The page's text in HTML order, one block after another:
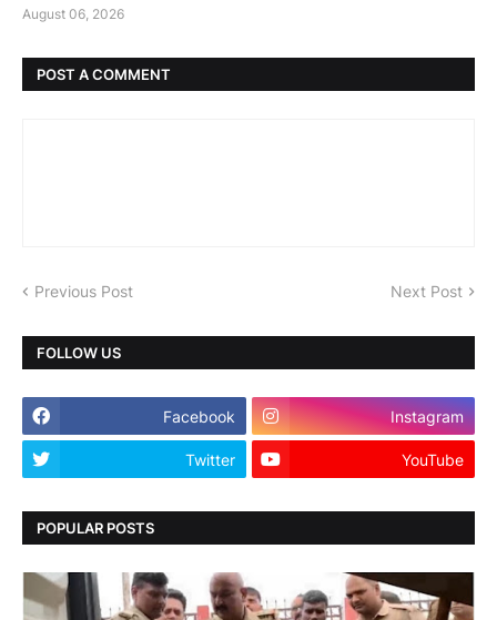
August 06, 2026
POST A COMMENT
Previous Post Next Post
FOLLOW US
Facebook Instagram
Twitter YouTube
POPULAR POSTS